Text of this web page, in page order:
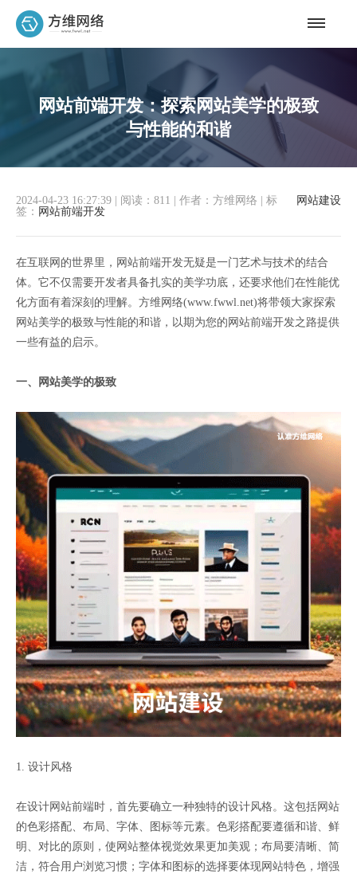
网站前端开发：探索网站美学的极致
与性能的和谐
网站建设
2024-04-23 16:27:39 阅读：811 作者：方维网络
标
签： 网站前端开发
在互联网的世界里，网站前端开发无疑是一门艺术与技术的结合
体。它不仅需要开发者具备扎实的美学功底，还要求他们在性能优
化方面有着深刻的理解。方维网络(www.fwwl.net)将带领大家探索
网站美学的极致与性能的和谐，以期为您的网站前端开发之路提供
一些有益的启示。
一、网站美学的极致
1. 设计风格
在设计网站前端时，首先要确立一种独特的设计风格。这包括网站
的色彩搭配、布局、字体、图标等元素。色彩搭配要遵循和谐、鲜
明、对比的原则，使网站整体视觉效果更加美观；布局要清晰、简
洁，符合用户浏览习惯；字体和图标的选择要体现网站特色，增强